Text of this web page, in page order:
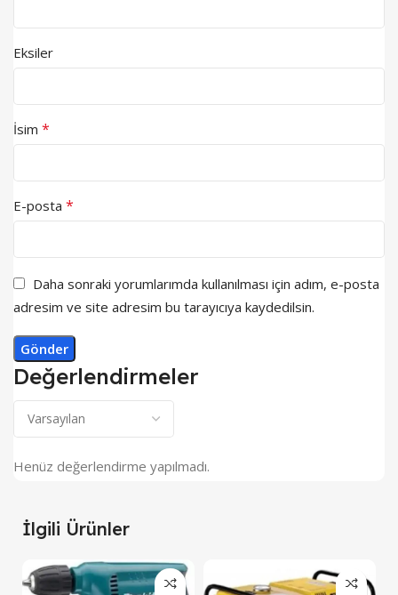
Değerlendirmeler
Henüz değerlendirme yapılmadı.
Eksiler
İsim *
E-posta *
Daha sonraki yorumlarımda kullanılması için adım, e-posta
adresim ve site adresim bu tarayıcıya kaydedilsin.
İlgili Ürünler